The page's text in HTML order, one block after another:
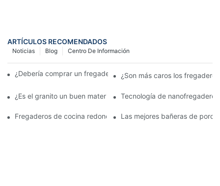
ARTÍCULOS RECOMENDADOS
Centro De Información
Blog
Noticias
¿Debería comprar un fregadero de cocina de granito negro?
¿Son más caros los
¿Es el granito un buen material para un fregadero de cocina?
Tecnología de
Fregaderos de cocina redondos: Ideas de diseño para
Las mejores bañeras de